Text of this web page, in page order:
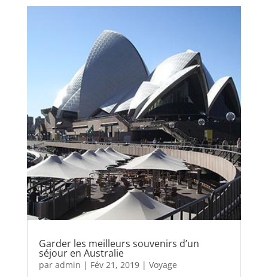
Garder les meilleurs souvenirs d’un
séjour en Australie
par admin | Fév 21, 2019| Voyage